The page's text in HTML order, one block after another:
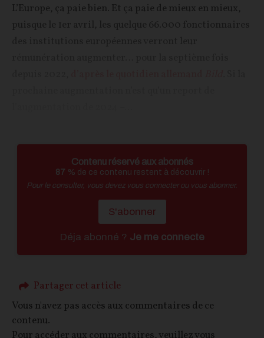
L’Europe, ça paie bien. Et ça paie de mieux en mieux,
Contenu réservé aux abonnés
87 % de ce contenu restent à découvrir !
Pour le consulter, vous devez vous connecter ou vous abonner.
S'abonner
Déja abonné ? Je me connecte
Partager cet article
Vous n'avez pas accès aux commentaires de ce
contenu.